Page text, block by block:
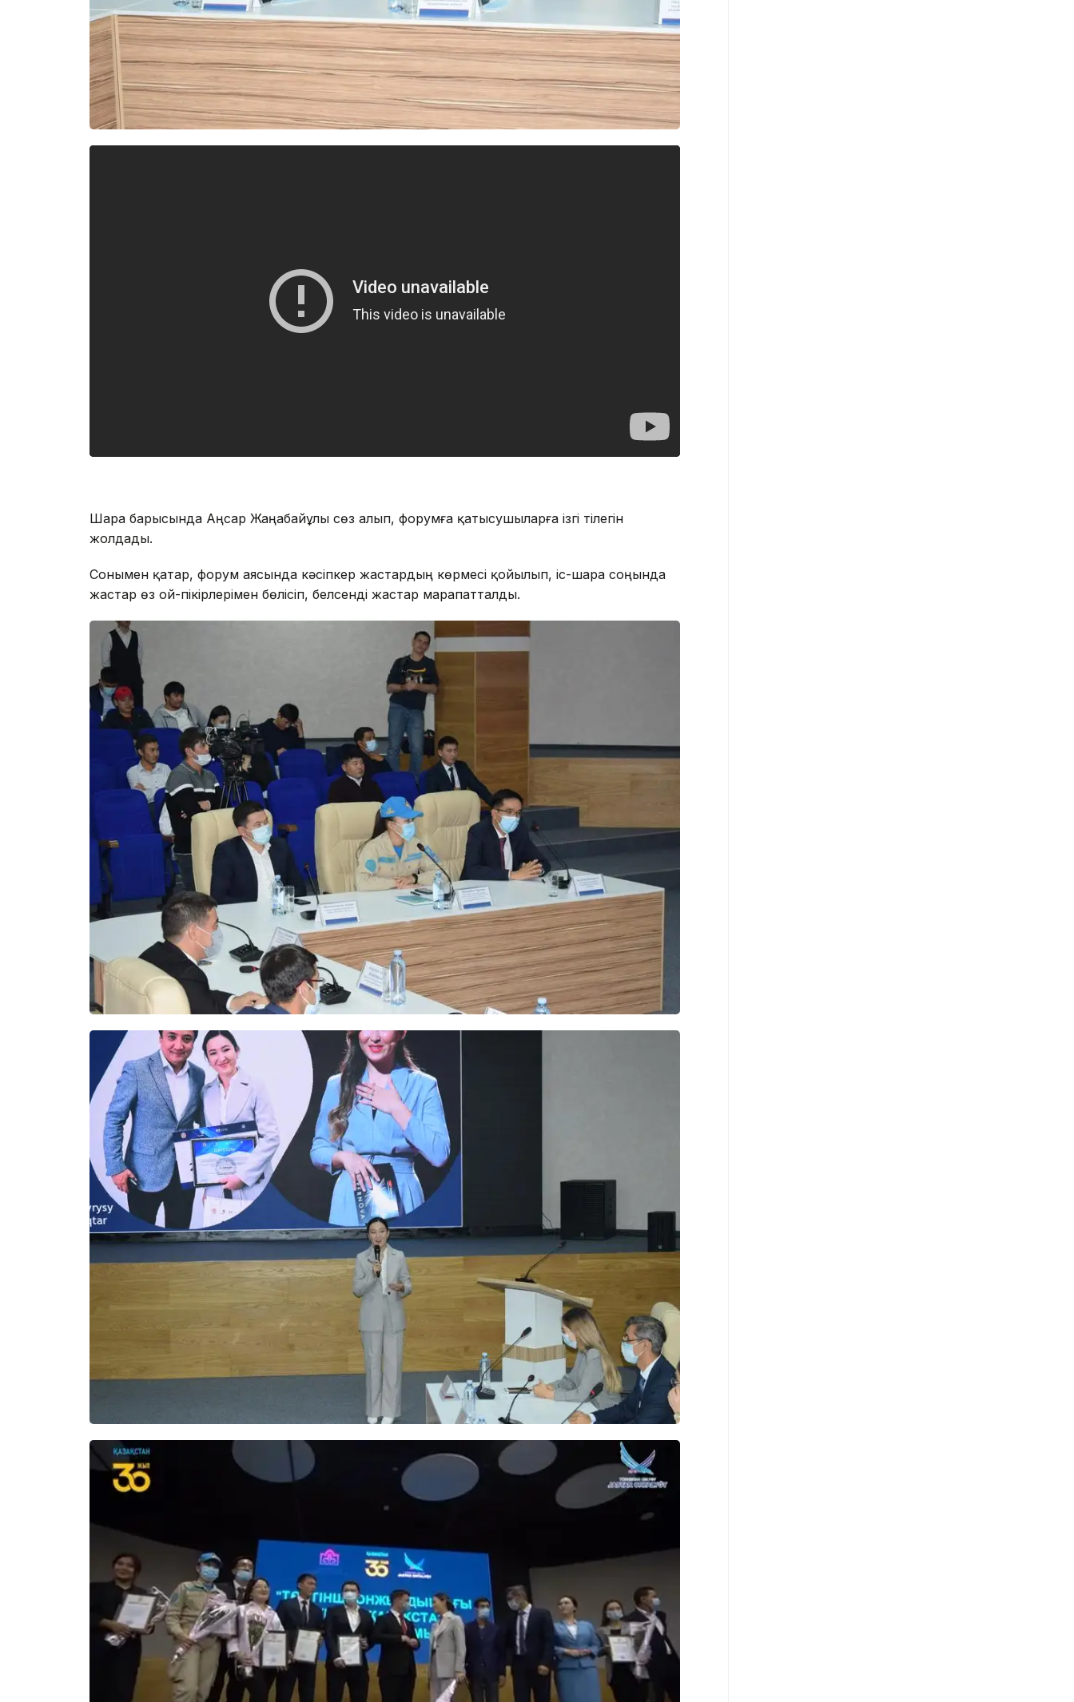
Шара барысында Аңсар Жаңабайұлы сөз алып, форумға қатысушыларға ізгі тілегін
жолдады.
Сонымен қатар, форум аясында кәсіпкер жастардың көрмесі қойылып, іс-шара соңында
жастар өз ой-пікірлерімен бөлісіп, белсенді жастар марапатталды.